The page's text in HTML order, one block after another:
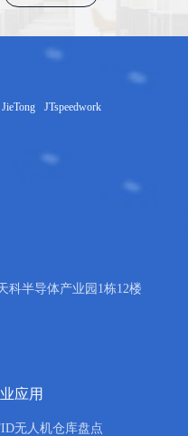
JieTong JTspeedwork
科半导体产业园1栋12楼
应用
无人机仓库盘点